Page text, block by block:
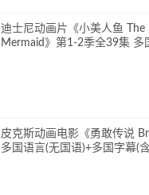
迪士尼动画片《小美人鱼 The
Mermaid》第1-2季全39集 多
皮克斯动画电影《勇敢传说
多国语言(无国语)+多国字幕(